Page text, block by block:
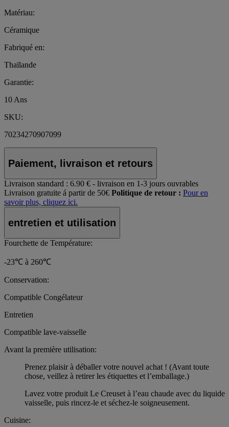
Matériau:
Céramique
Fabriqué en:
Thaïlande
Garantie:
10 Ans
SKU:
70234270907099
Paiement, livraison et retours
Livraison standard : 6.90 € - livraison en 1-3 jours ouvrables
Livraison gratuite á partir de 50€ Politique de retour : Pour en
savoir plus, cliquez ici.
entretien et utilisation
Fourchette de Température:
-23℃ à 260℃
Conservation:
Compatible Congélateur
Entretien
Compatible lave-vaisselle
Avant la première utilisation:
Prenez plaisir à déballer votre nouvel achat ! (Avant toute
chose, veillez à retirer les étiquettes et l’emballage.)
Lavez votre produit Le Creuset à l’eau chaude avec du liquide
vaisselle, puis rincez-le et séchez-le soigneusement.
Cuisine: